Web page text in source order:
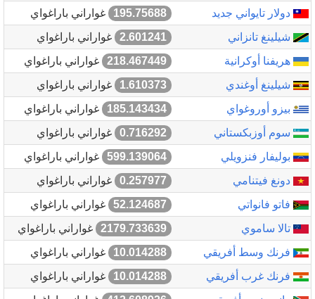
دولار تايواني جديد
195.75688
غواراني باراغواي
شيلينغ تانزاني
2.601241
غواراني باراغواي
هريفنا أوكرانية
218.467449
غواراني باراغواي
شيلينغ أوغندي
1.610373
غواراني باراغواي
بيزو أوروغواي
185.143434
غواراني باراغواي
سوم أوزبكستاني
0.716292
غواراني باراغواي
بوليفار فنزويلي
599.139064
غواراني باراغواي
دونغ فيتنامي
0.257977
غواراني باراغواي
فاتو فانواتي
52.124687
غواراني باراغواي
تالا ساموي
2179.733639
غواراني باراغواي
فرنك وسط أفريقي
10.014288
غواراني باراغواي
فرنك غرب أفريقي
10.014288
غواراني باراغواي